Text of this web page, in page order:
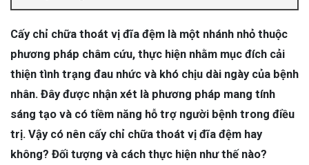
Cấy chỉ chữa thoát vị đĩa đệm là một nhánh nhỏ thuộc
phương pháp châm cứu, thực hiện nhằm mục đích cải
thiện tình trạng đau nhức và khó chịu dài ngày của bệnh
nhân. Đây được nhận xét là phương pháp mang tính
sáng tạo và có tiềm năng hỗ trợ người bệnh trong điều
trị. Vậy có nên cấy chỉ chữa thoát vị đĩa đệm hay
không? Đối tượng và cách thực hiện như thế nào?